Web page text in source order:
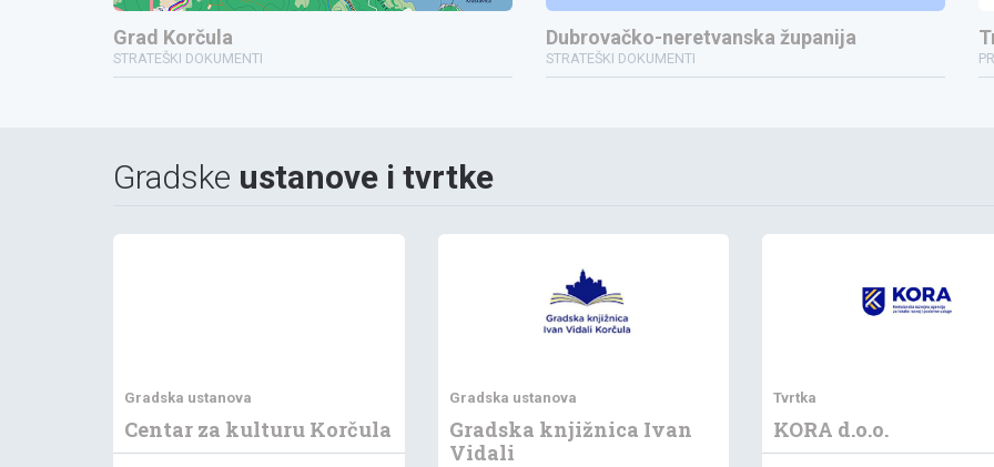
Grad Korčula
STRATEŠKI DOKUMENTI
Dubrovačko-neretvanska županija
STRATEŠKI DOKUMENTI
Gradske ustanove i tvrtke
Gradska ustanova
Centar za kulturu Korčula
Gradska ustanova
Gradska knjižnica Ivan
Vidali
Tvrtka
KORA d.o.o.